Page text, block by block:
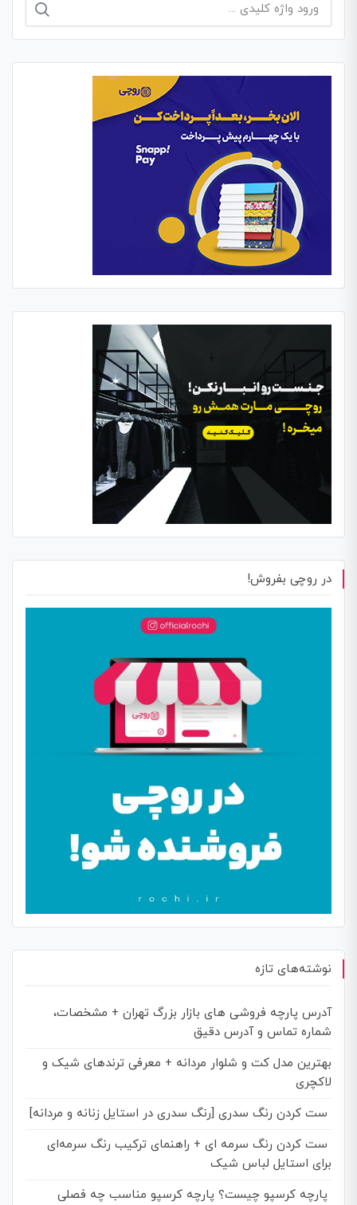
در روچی بفروش!
نوشته‌های تازه
آدرس پارچه فروشی های بازار بزرگ تهران + مشخصات،
شماره تماس و آدرس دقیق
بهترین مدل کت و شلوار مردانه + معرفی ترندهای شیک و
لاکچری
ست کردن رنگ سدری [رنگ سدری در استایل زنانه و مردانه]
ست کردن رنگ سرمه‌ ای + راهنمای ترکیب رنگ سرمه‌ای
برای استایل لباس شیک
پارچه کرسپو چیست؟ پارچه کرسپو مناسب چه فصلی